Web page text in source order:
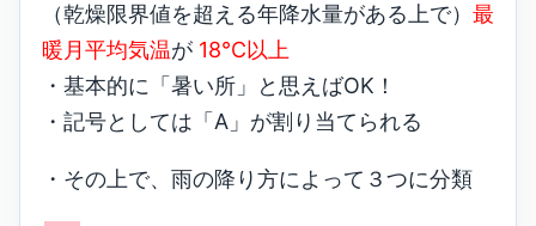
（乾燥限界値を超える年降水量がある上で） 最
暖月平均気温が 18℃以上
・基本的に「暑い所」と思えばOK！
・記号としては「A」が割り当てられる
・その上で、雨の降り方によって３つに分類